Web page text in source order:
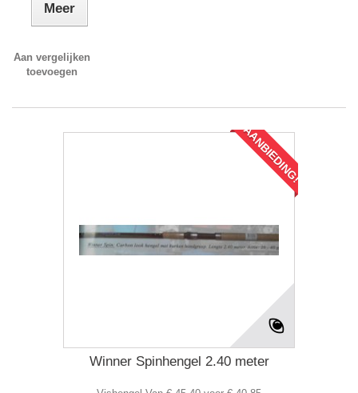
Meer
Aan vergelijken
toevoegen
AANBIEDING!
Winner Spinhengel 2.40 meter